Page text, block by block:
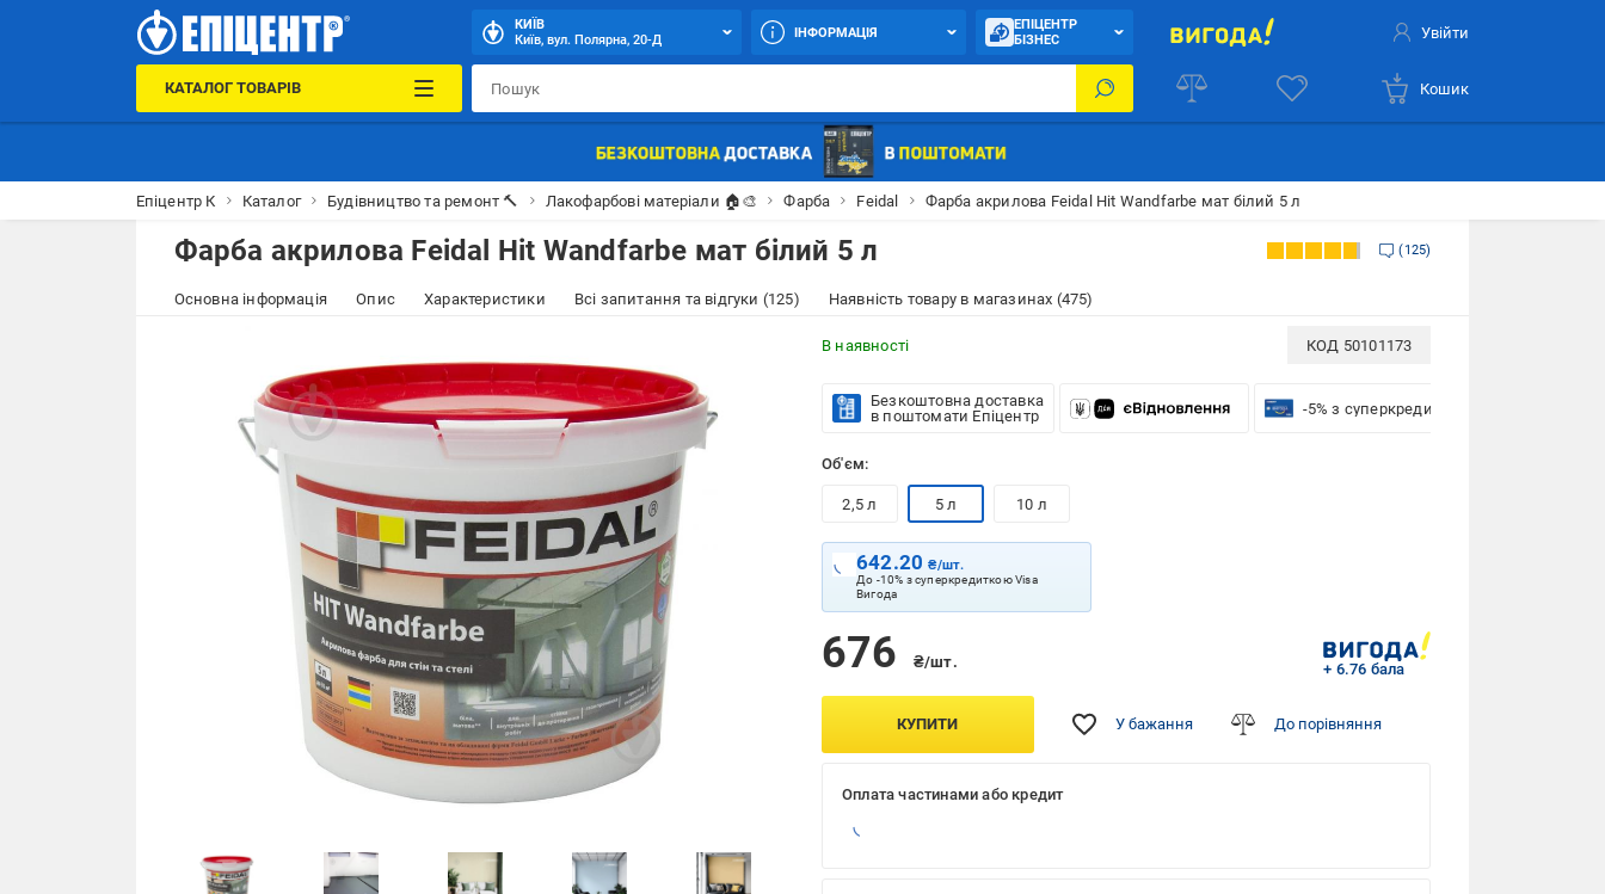
КИЇВ
Київ, вул. Полярна, 20-Д
ІНФОРМАЦІЯ
ЕПІЦЕНТР
БІЗНЕС
Увійти
КАТАЛОГ ТОВАРІВ Кошик
Епіцентр К Каталог Будівництво та ремонт 🔨 Лакофарбові матеріали 🏠🎨 Фарба Feidal Фарба акрилова Feidal Hit Wandfarbe мат білий 5 л
Фарба акрилова Feidal Hit Wandfarbe мат білий 5 л 125
Основна інформація Опис Характеристики Всі запитання та відгуки (125) Наявність товару в магазинах (475)
В наявності КОД 50101173
Безкоштовна доставка
в поштомати Епіцентр
-5% з суперкредиткою VISA Вигода
Об'єм:
2,5 л 5 л 10 л
642.20₴/шт.
До -10% з суперкредиткою Visa
Вигода
676 ₴/шт. + 6.76 бала
КУПИТИ У бажання До порівняння
Оплата частинами або кредит